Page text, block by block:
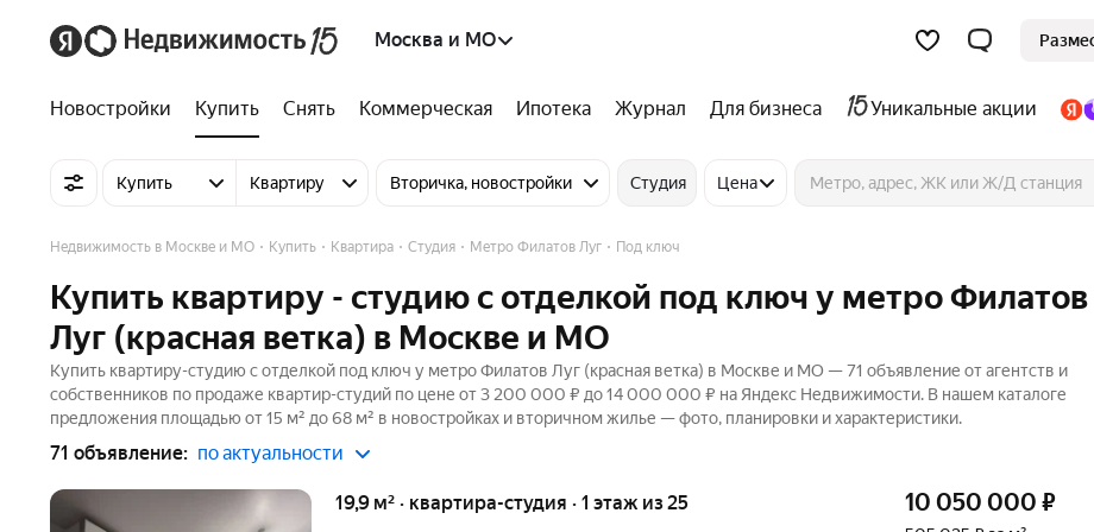
Москва и МО
Новостройки Купить Снять Коммерческая Ипотека Журнал Для бизнеса Уникальные акции
Купить Квартиру Вторичка, новостройки Студия Цена
Недвижимость в Москве и МО Купить Квартира Студия Метро Филатов Луг Под ключ
Купить квартиру - студию с отделкой под ключ у метро Филатов
Луг (красная ветка) в Москве и МО
Купить квартиру-студию с отделкой под ключ у метро Филатов Луг (красная ветка) в Москве и МО — 71 объявление от агентств и
собственников по продаже квартир-студий по цене от 3 200 000 ₽ до 14 000 000 ₽ на Яндекс Недвижимости. В нашем каталоге
предложения площадью от 15 м² до 68 м² в новостройках и вторичном жилье — фото, планировки и характеристики.
71 объявление: по актуальности
19,9 м² · квартира-студия · 1 этаж из 25 10 050 000 ₽